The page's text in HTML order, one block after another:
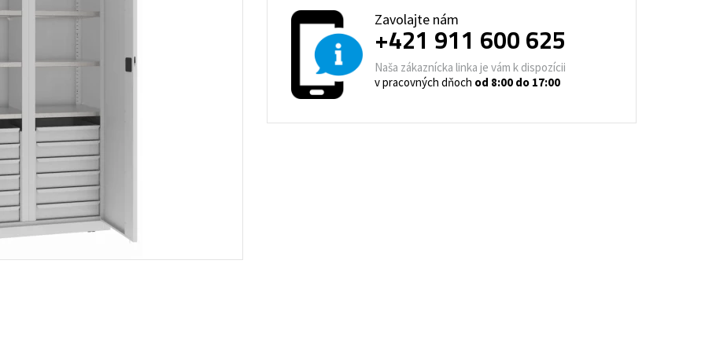
Nemocničné postele
Prebaľovacie pulty
Zdravotnícke a ošetrovacie nočné stolíky
určením
s košmi
a odpadu
stop prevádzky
Stoličky pre gastro a horeca
Stoličky, kreslá a sedenie Barové stoličky
Zavolajte nám
+421 911 600 625
Naša zákaznícka linka je vám k dispozícii
v pracovných dňoch od 8:00 do 17:00